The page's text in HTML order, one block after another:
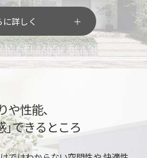
に詳しく
や性能、
」できるところ